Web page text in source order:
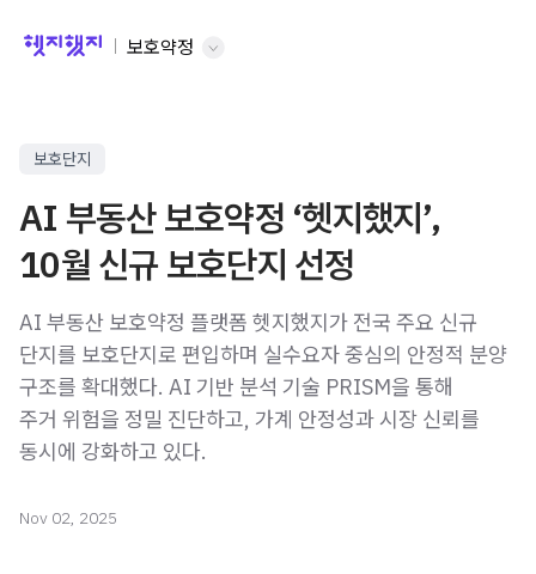
보호약정
보호단지
AI 부동산 보호약정 ‘헷지했지’,
10월 신규 보호단지 선정
AI 부동산 보호약정 플랫폼 헷지했지가 전국 주요 신규
단지를 보호단지로 편입하며 실수요자 중심의 안정적 분양
구조를 확대했다. AI 기반 분석 기술 PRISM을 통해
주거 위험을 정밀 진단하고, 가계 안정성과 시장 신뢰를
동시에 강화하고 있다.
Nov 02, 2025